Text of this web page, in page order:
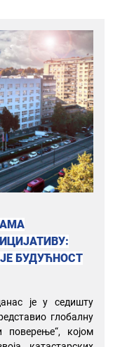
БУДУЋНОСТ
је у седишту
глобалну
поверење“, којом